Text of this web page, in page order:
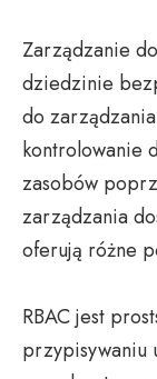
Zarządzanie
dziedzinie
do
kontrolowanie
zasobów
zarządzania
oferują różne
RBAC jest
przypisywaniu